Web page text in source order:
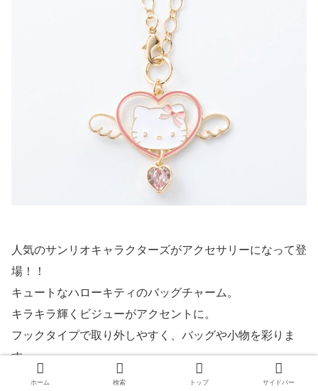
人気のサンリオキャラクターズがアクセサリーになって登
場！！
キュートなハローキティのバッグチャーム。
キラキラ輝くビジューがアクセントに。
フックタイプで取り外しやすく、バッグや小物を彩りま
す。
ホーム 検索 トップ サイドバー